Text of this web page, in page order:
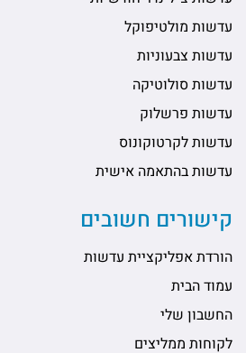
עדשות מולטיפוקל
עדשות צבעוניות
עדשות סולוטיקה
עדשות פרשלוק
עדשות לקרטוקונוס
עדשות בהתאמה אישית
קישורים חשובים
הורדת אפליקציית עדשות
עמוד הבית
החשבון שלי
לקוחות ממליצים